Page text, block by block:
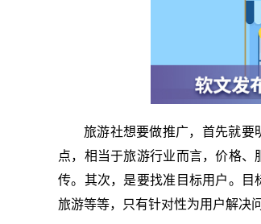
旅游社想要做推广，首先就要
点，相当于旅游行业而言，价格
传。其次，是要找准目标用户。
旅游等等，只有针对性为用户解决